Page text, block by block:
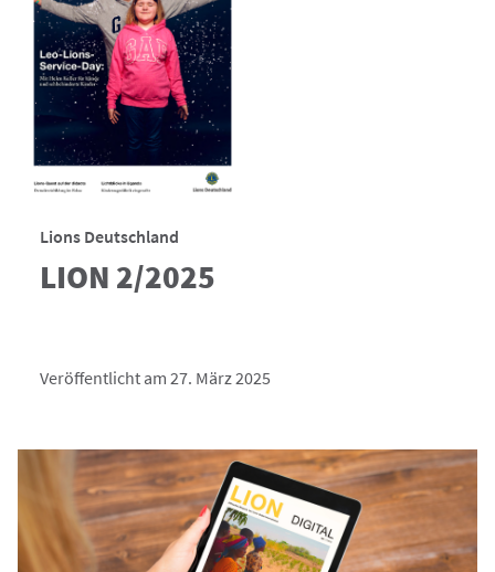
Lions Deutschland
LION 2/2025
Veröffentlicht am 27. März 2025